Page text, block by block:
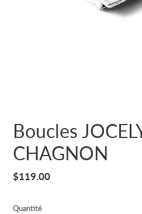
Boucles
CHAGNON
Prix
$119.00
Quantité